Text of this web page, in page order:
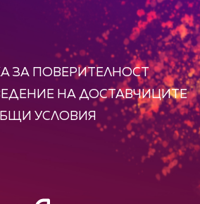
ЗА ПОВЕРИТЕЛНОСТ
НА ДОСТАВЧИЦИТЕ
УСЛОВИЯ